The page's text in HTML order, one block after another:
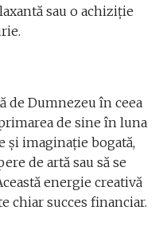
sau o achiziție
de Dumnezeu în ceea
de sine în luna
și imaginație bogată,
de artă sau să se
energie creativă
chiar succes financiar.